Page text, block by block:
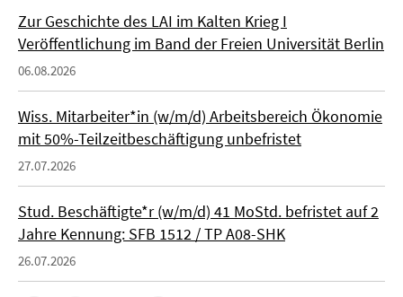
Zur Geschichte des LAI im Kalten Krieg I
Veröffentlichung im Band der Freien Universität Berlin
06.08.2026
Wiss. Mitarbeiter*in (w/m/d) Arbeitsbereich Ökonomie
mit 50%-Teilzeitbeschäftigung unbefristet
27.07.2026
Stud. Beschäftigte*r (w/m/d) 41 MoStd. befristet auf 2
Jahre Kennung: SFB 1512 / TP A08-SHK
26.07.2026